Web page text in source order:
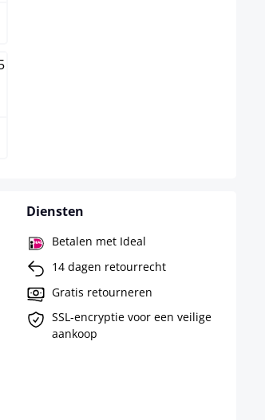
Diensten
Betalen met Ideal
14 dagen retourrecht
Gratis retourneren
SSL-encryptie voor een veilige
aankoop